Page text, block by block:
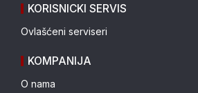
KORISNICKI SERVIS
Ovlašćeni serviseri
KOMPANIJA
O nama